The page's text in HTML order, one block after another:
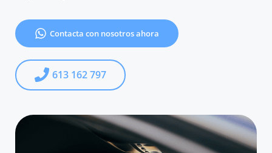
Contacta con nosotros ahora
613 162 797